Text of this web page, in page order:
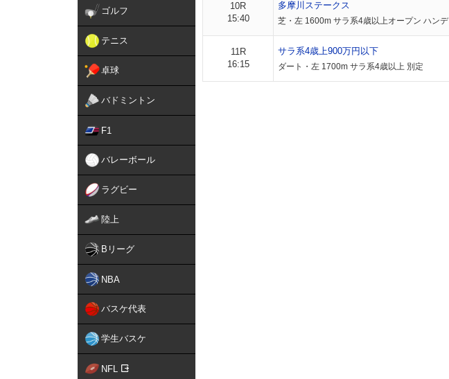
ゴルフ
テニス
卓球
バドミントン
F1
バレーボール
ラグビー
陸上
Bリーグ
NBA
バスケ代表
学生バスケ
NFL
10R
15:40
多摩川ステークス
芝・左 1600m サラ系4歳以上オープン ハンデ
11R
16:15
サラ系4歳上900万円以下
ダート・左 1700m サラ系4歳以上 別定